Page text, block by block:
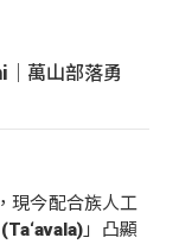
｜萬山部落勇
現今配合族人工
」凸顯